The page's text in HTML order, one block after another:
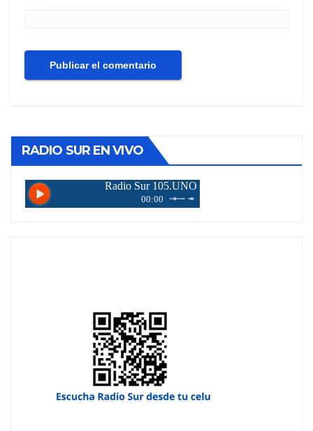
RADIO SUR EN VIVO